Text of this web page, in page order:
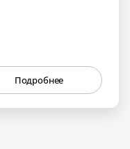
Подробнее